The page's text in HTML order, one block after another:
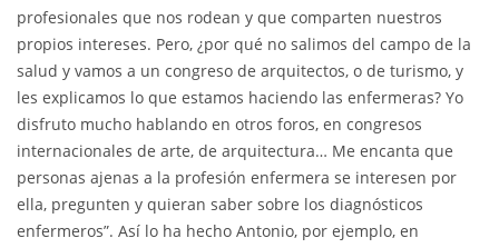
profesionales que nos rodean y que comparten nuestros
propios intereses. Pero, ¿por qué no salimos del campo de la
salud y vamos a un congreso de arquitectos, o de turismo, y
les explicamos lo que estamos haciendo las enfermeras? Yo
disfruto mucho hablando en otros foros, en congresos
internacionales de arte, de arquitectura… Me encanta que
personas ajenas a la profesión enfermera se interesen por
ella, pregunten y quieran saber sobre los diagnósticos
enfermeros”. Así lo ha hecho Antonio, por ejemplo, en